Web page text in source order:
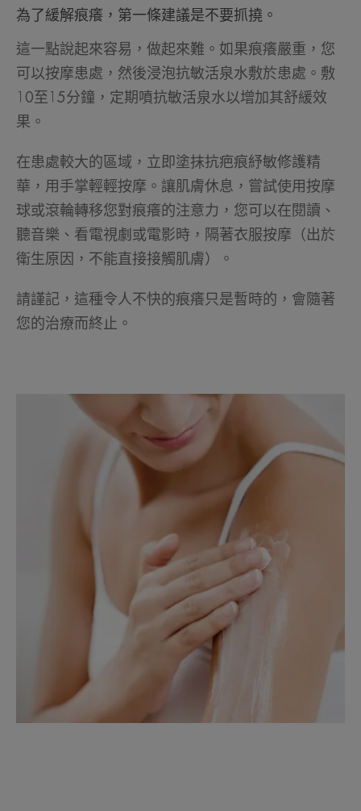
為了緩解痕癢，第一條建議是不要抓撓。
這一點說起來容易，做起來難。如果痕癢嚴重，您
可以按摩患處，然後浸泡抗敏活泉水敷於患處。敷
10至15分鐘，定期噴抗敏活泉水以增加其舒緩效
果。
在患處較大的區域，立即塗抹抗疤痕紓敏修護精
華，用手掌輕輕按摩。讓肌膚休息，嘗試使用按摩
球或滾輪轉移您對痕癢的注意力，您可以在閱讀、
聽音樂、看電視劇或電影時，隔著衣服按摩（出於
衛生原因，不能直接接觸肌膚）。
請謹記，這種令人不快的痕癢只是暫時的，會隨著
您的治療而終止。